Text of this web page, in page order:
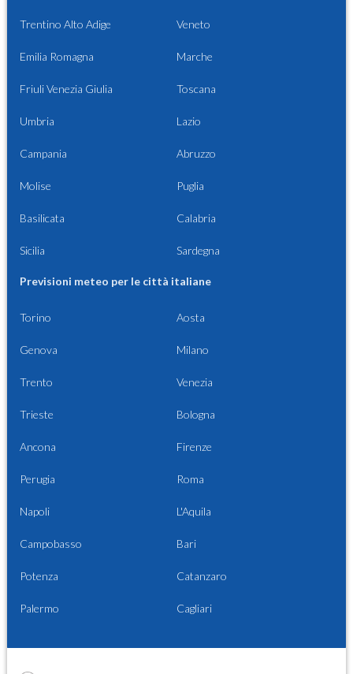
Trentino Alto Adige Veneto
Emilia Romagna Marche
Friuli Venezia Giulia Toscana
Umbria Lazio
Campania Abruzzo
Molise Puglia
Basilicata Calabria
Sicilia Sardegna
Previsioni meteo per le città italiane
Torino Aosta
Genova Milano
Trento Venezia
Trieste Bologna
Ancona Firenze
Perugia Roma
Napoli L'Aquila
Campobasso Bari
Potenza Catanzaro
Palermo Cagliari